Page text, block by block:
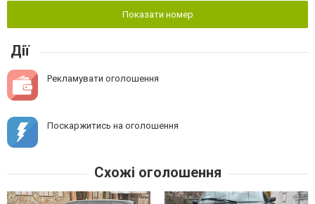
Показати номер
Дії
Рекламувати оголошення
Поскаржитись на оголошення
Схожі оголошення